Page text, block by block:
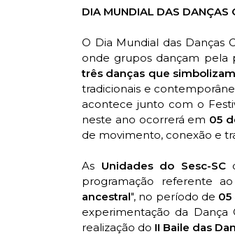
DIA MUNDIAL DAS DANÇAS
O Dia Mundial das Danças
onde grupos dançam pela
três danças que
tradicionais e
acontece junto com o
neste ano ocorrerá em 05
de movimento, conexão e
As Unidades do Sesc-SC
programação referente
ancestral", no período de 05
experimentação da Dança
realização do II Baile das